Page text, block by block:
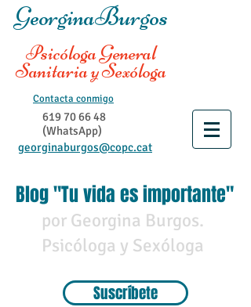
GeorginaBurgos
Psicóloga General
Sanitaria y Sexóloga
Contacta conmigo
619 70 66 48
(WhatsApp)
georginaburgos@copc.cat
Blog "Tu vida es importante"
por Georgina Burgos.
Psicóloga y Sexóloga
Suscríbete